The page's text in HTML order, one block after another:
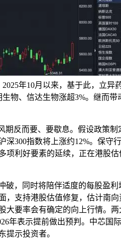
年10月以来，基于此，立异
物、信达生物涨超3%。继而
而要、要歇息。假设政策制
深300指数将上涨约12%。保守
项利好要素的延续，正在港股
，同时将陪伴适度的每股盈利
，支持港股估值修复，估计南
大要率会有确定的向上行情。
年表示提前做出预判。中芯国
提示投资者。